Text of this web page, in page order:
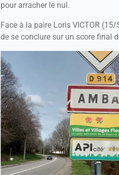
pour arracher le nul.
Face à la paire Loris VICTOR
de se conclure sur un score final